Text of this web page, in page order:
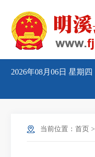
2026年08月06日 星期四
当前位置： 首页 >